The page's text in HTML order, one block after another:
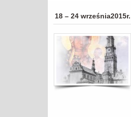
18 – 24